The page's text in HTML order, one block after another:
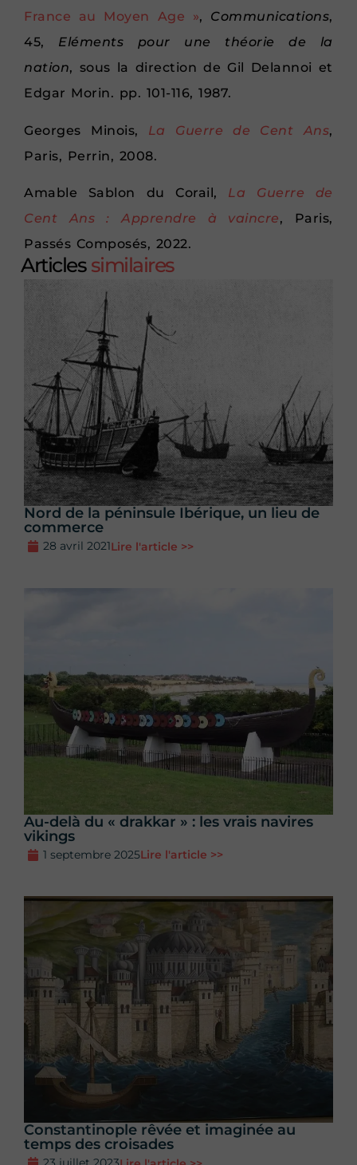
France au Moyen Age », Communications,
45, Eléments pour une théorie de la
nation, sous la direction de Gil Delannoi et
Edgar Morin. pp. 101-116, 1987.
Georges Minois, La Guerre de Cent Ans,
Paris, Perrin, 2008.
Amable Sablon du Corail, La Guerre de
Cent Ans : Apprendre à vaincre, Paris,
Passés Composés, 2022.
Articles similaires
Nord de la péninsule Ibérique, un lieu de
commerce
28 avril 2021Lire l'article >>
Au-delà du « drakkar » : les vrais navires
vikings
1 septembre 2025Lire l'article >>
Constantinople rêvée et imaginée au
temps des croisades